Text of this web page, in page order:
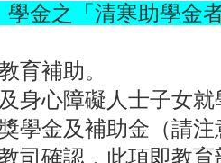
金之「清寒助學金
育補助。
身心障礙人士子女
學金及補助金（請
司確認，此項即教